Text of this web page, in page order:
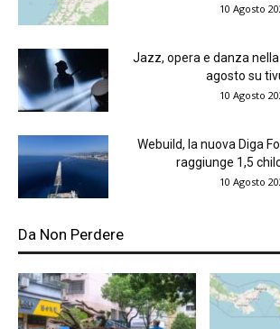
10 Agosto
Jazz, opera e danza
agosto su
10 Agosto
Webuild, la nuova Diga
raggiunge 1,5
10 Agosto
Da Non Perdere